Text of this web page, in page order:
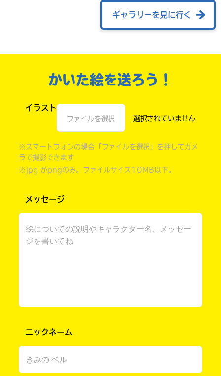
本だなが作れる！
ギャラリーを見に行く
かいた絵を送ろう！
イラスト
ファイルを選択
※スマートフォンの場合「ファイルを選択」を押してカメ
ラで撮影できます
※jpg かpngのみ。ファイルサイズ10MB以下。
メッセージ
ニックネーム